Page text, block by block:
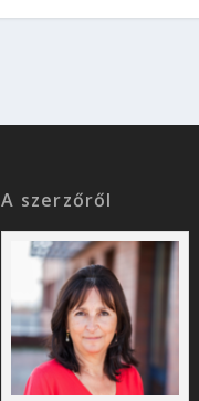
A szerzőről